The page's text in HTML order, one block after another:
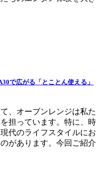
で広がる「とことん使える」
、オーブンレンジは私た
担っています。特に、時
代のライフスタイルにお
があります。今回ご紹介